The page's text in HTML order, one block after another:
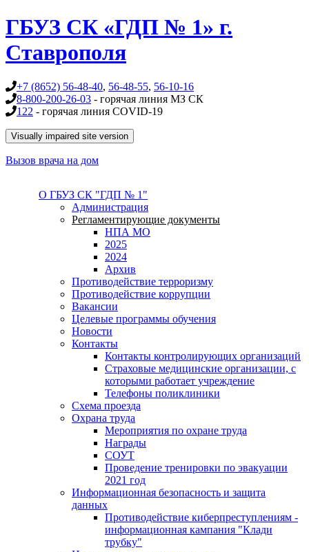
Перейти к основному содержанию
ГБУЗ СК «ГДП № 1» г.
Ставрополя
+7 (8652) 56-48-40, 56-48-55, 56-10-16
8-800-200-26-03 - горячая линия МЗ СК
122 - горячая линия COVID-19
Вызов врача на дом
О ГБУЗ СК "ГДП № 1"
Администрация
Регламентирующие документы
НПА МО
2025
2024
Архив
Противодействие терроризму
Противодействие коррупции
Вакансии
Целевые программы обучения
Новости
Контакты
Контакты контролирующих организаций
Страховые медицинские организации, с
которыми работает учреждение
Телефоны поликлиники
Схема проезда
Охрана труда
Мероприятия по охране труда
Награды
СОУТ
Проведение тренировки по эвакуации
2021 год
Информационная безопасность и защита
данных
Противодействие киберпреступлениям -
информационная кампания "Клади
трубку"